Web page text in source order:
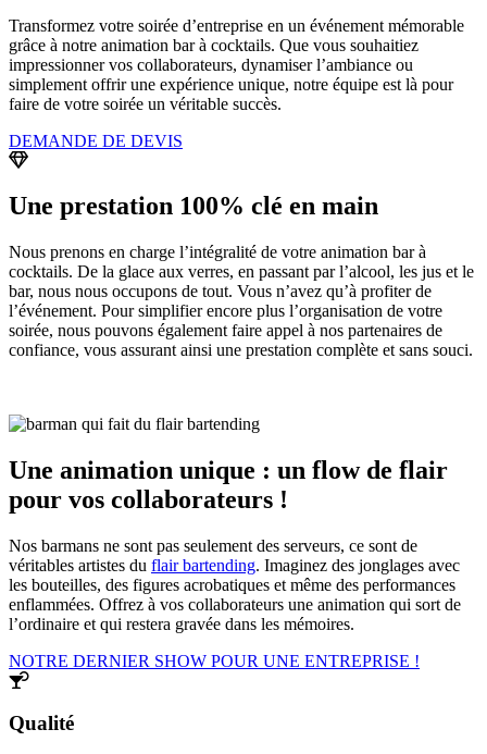
Transformez votre soirée d’entreprise en un événement mémorable
grâce à notre animation bar à cocktails. Que vous souhaitiez
impressionner vos collaborateurs, dynamiser l’ambiance ou
simplement offrir une expérience unique, notre équipe est là pour
faire de votre soirée un véritable succès.
DEMANDE DE DEVIS
Une prestation 100% clé en main
Nous prenons en charge l’intégralité de votre animation bar à
cocktails. De la glace aux verres, en passant par l’alcool, les jus et le
bar, nous nous occupons de tout. Vous n’avez qu’à profiter de
l’événement. Pour simplifier encore plus l’organisation de votre
soirée, nous pouvons également faire appel à nos partenaires de
confiance, vous assurant ainsi une prestation complète et sans souci.
Une animation unique : un flow de flair
pour vos collaborateurs !
Nos barmans ne sont pas seulement des serveurs, ce sont de
véritables artistes du flair bartending. Imaginez des jonglages avec
les bouteilles, des figures acrobatiques et même des performances
enflammées. Offrez à vos collaborateurs une animation qui sort de
l’ordinaire et qui restera gravée dans les mémoires.
NOTRE DERNIER SHOW POUR UNE ENTREPRISE !
Qualité